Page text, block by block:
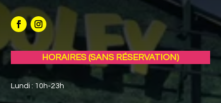
HORAIRES (SANS RÉSERVATION)
Lundi : 10h-23h